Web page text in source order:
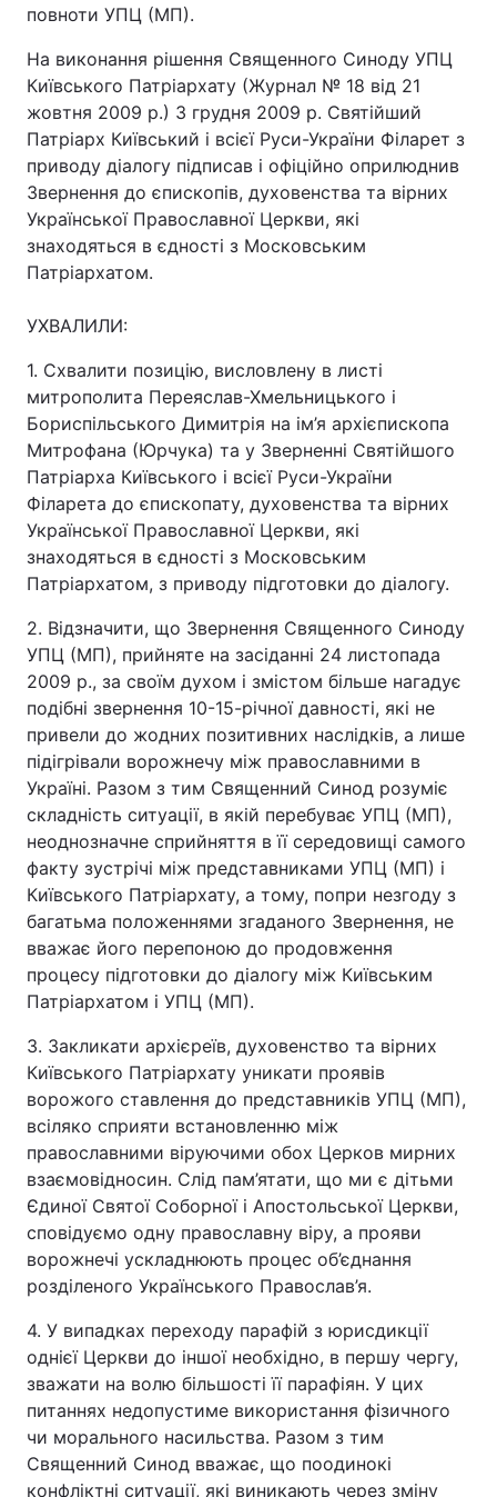
повноти УПЦ (МП).
На виконання рішення Священного Синоду УПЦ
Київського Патріархату (Журнал № 18 від 21
жовтня 2009 р.) 3 грудня 2009 р. Святійший
Патріарх Київський і всієї Руси-України Філарет з
приводу діалогу підписав і офіційно оприлюднив
Звернення до єпископів, духовенства та вірних
Української Православної Церкви, які
знаходяться в єдності з Московським
Патріархатом.
УХВАЛИЛИ:
1. Схвалити позицію, висловлену в листі
митрополита Переяслав-Хмельницького і
Бориспільського Димитрія на ім’я архієпископа
Митрофана (Юрчука) та у Зверненні Святійшого
Патріарха Київського і всієї Руси-України
Філарета до єпископату, духовенства та вірних
Української Православної Церкви, які
знаходяться в єдності з Московським
Патріархатом, з приводу підготовки до діалогу.
2. Відзначити, що Звернення Священного Синоду
УПЦ (МП), прийняте на засіданні 24 листопада
2009 р., за своїм духом і змістом більше нагадує
подібні звернення 10-15-річної давності, які не
привели до жодних позитивних наслідків, а лише
підігрівали ворожнечу між православними в
Україні. Разом з тим Священний Синод розуміє
складність ситуації, в якій перебуває УПЦ (МП),
неоднозначне сприйняття в її середовищі самого
факту зустрічі між представниками УПЦ (МП) і
Київського Патріархату, а тому, попри незгоду з
багатьма положеннями згаданого Звернення, не
вважає його перепоною до продовження
процесу підготовки до діалогу між Київським
Патріархатом і УПЦ (МП).
3. Закликати архієреїв, духовенство та вірних
Київського Патріархату уникати проявів
ворожого ставлення до представників УПЦ (МП),
всіляко сприяти встановленню між
православними віруючими обох Церков мирних
взаємовідносин. Слід пам’ятати, що ми є дітьми
Єдиної Святої Соборної і Апостольської Церкви,
сповідуємо одну православну віру, а прояви
ворожнечі ускладнюють процес об’єднання
розділеного Українського Православ’я.
4. У випадках переходу парафій з юрисдикції
однієї Церкви до іншої необхідно, в першу чергу,
зважати на волю більшості її парафіян. У цих
питаннях недопустиме використання фізичного
чи морального насильства. Разом з тим
Священний Синод вважає, що поодинокі
конфліктні ситуації, які виникають через зміну